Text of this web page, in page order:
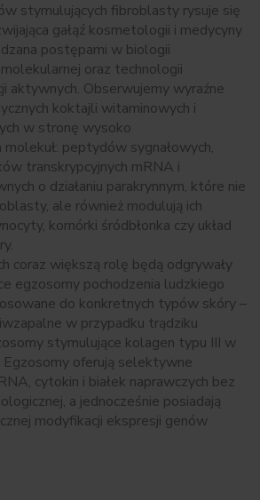
stymulujących fibroblasty rysuje się
gałąź kosmetologii i medycyny
postępami w biologii
oraz technologii
aktywnych. Obserwujemy wyraźne
koktajli witaminowych i
w stronę wysoko
peptydów sygnałowych,
transkrypcyjnych mRNA i
o działaniu parakrynnym, które nie
ale również modulują ich
komórki śródbłonka czy układ
coraz większą rolę będą odgrywały
egzosomy pochodzenia ludzkiego
do konkretnych typów skóry –
w przypadku trądziku
stymulujące kolagen typu III w
Egzosomy oferują selektywne
cytokin i białek naprawczych bez
a jednocześnie posiadają
modyfikacji ekspresji genów